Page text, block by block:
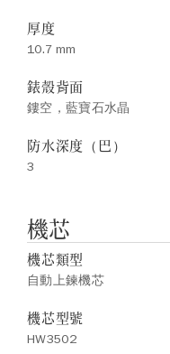
厚度
10.7 mm
錶殼背面
鏤空，藍寶石水晶
防水深度（巴）
3
機芯
機芯類型
自動上鍊機芯
機芯型號
HW3502